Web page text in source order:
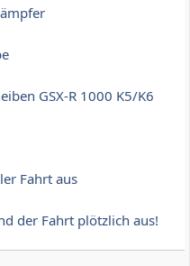
GSX-R 1000 K5/K6
Fahrt aus
der Fahrt plötzlich aus!